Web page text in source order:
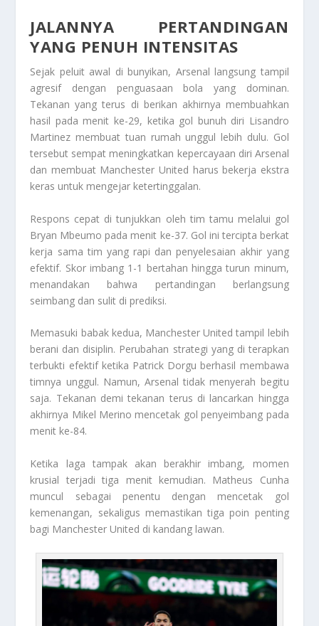
JALANNYA PERTANDINGAN
YANG PENUH INTENSITAS
Sejak peluit awal di bunyikan, Arsenal langsung tampil
agresif dengan penguasaan bola yang dominan.
Tekanan yang terus di berikan akhirnya membuahkan
hasil pada menit ke-29, ketika gol bunuh diri Lisandro
Martinez membuat tuan rumah unggul lebih dulu. Gol
tersebut sempat meningkatkan kepercayaan diri Arsenal
dan membuat Manchester United harus bekerja ekstra
keras untuk mengejar ketertinggalan.
Respons cepat di tunjukkan oleh tim tamu melalui gol
Bryan Mbeumo pada menit ke-37. Gol ini tercipta berkat
kerja sama tim yang rapi dan penyelesaian akhir yang
efektif. Skor imbang 1-1 bertahan hingga turun minum,
menandakan bahwa pertandingan berlangsung
seimbang dan sulit di prediksi.
Memasuki babak kedua, Manchester United tampil lebih
berani dan disiplin. Perubahan strategi yang di terapkan
terbukti efektif ketika Patrick Dorgu berhasil membawa
timnya unggul. Namun, Arsenal tidak menyerah begitu
saja. Tekanan demi tekanan terus di lancarkan hingga
akhirnya Mikel Merino mencetak gol penyeimbang pada
menit ke-84.
Ketika laga tampak akan berakhir imbang, momen
krusial terjadi tiga menit kemudian. Matheus Cunha
muncul sebagai penentu dengan mencetak gol
kemenangan, sekaligus memastikan tiga poin penting
bagi Manchester United di kandang lawan.